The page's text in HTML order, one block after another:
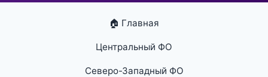
🏠 Главная
Центральный ФО
Северо-Западный ФО